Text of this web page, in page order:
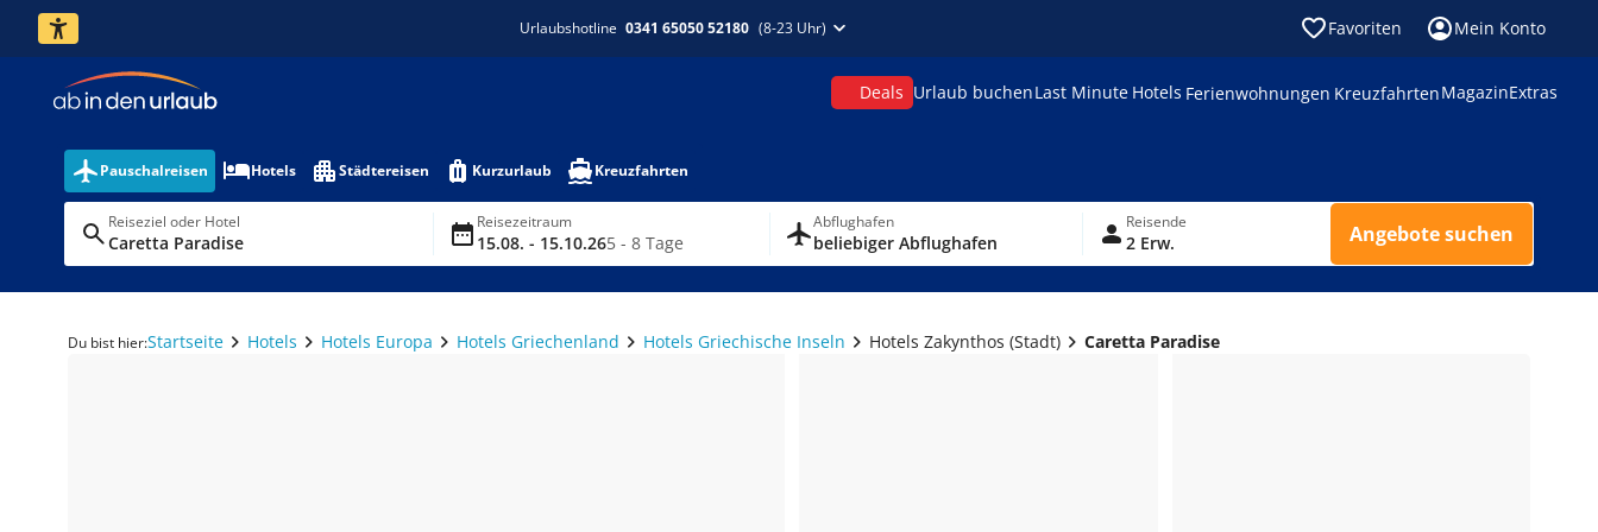
Urlaubshotline 0341 65050 52180 (8-23 Uhr) Favoriten Mein Konto
Deals Urlaub buchenLast Minute Hotels Ferienwohnungen KreuzfahrtenMagazinExtras
Pauschalreisen Hotels Städtereisen Kurzurlaub Kreuzfahrten
Reiseziel oder Hotel
Caretta Paradise
Reisezeitraum
15.08. - 15.10.265 - 8 Tage
Abflughafen
beliebiger Abflughafen
Reisende
2 Erw. Angebote suchen
Du bist hier:Startseite Hotels Hotels Europa Hotels Griechenland Hotels Griechische Inseln Hotels Zakynthos (Stadt) Caretta Paradise